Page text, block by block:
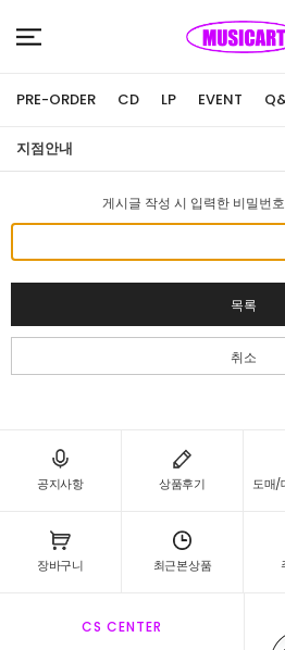
PRE-ORDER CD LP EVENT
지점안내
게시글 작성 시 입력한 비밀번
목록
취소
공지사항 상품후기 도매/
장바구니 최근본상품
CS CENTER